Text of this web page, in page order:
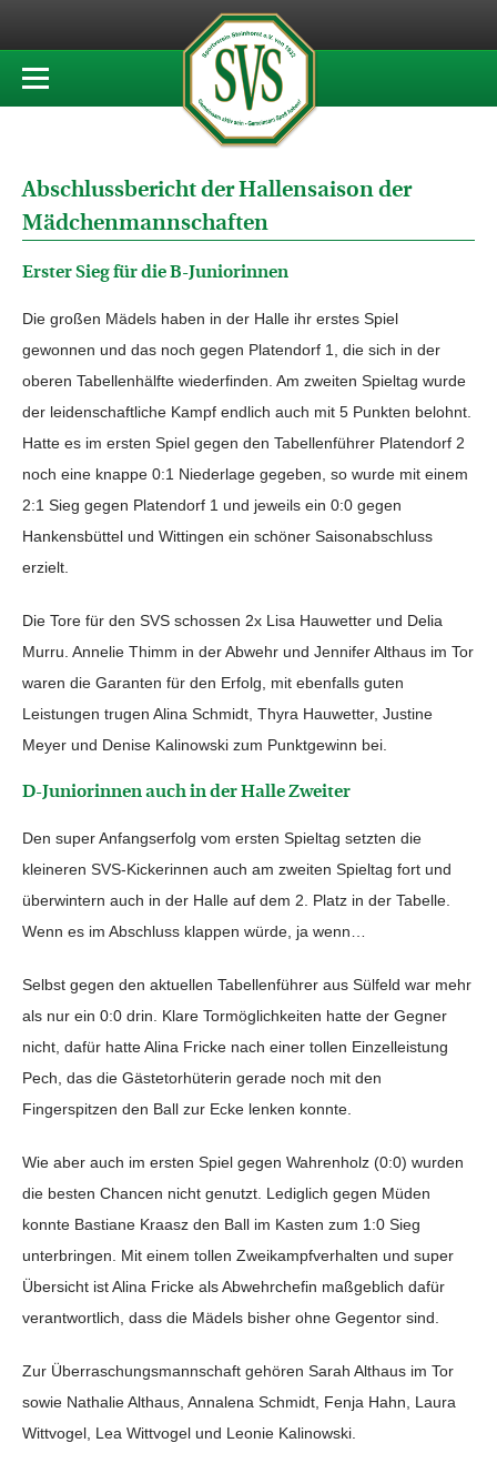
Abschlussbericht der Hallensaison der
Mädchenmannschaften
Erster Sieg für die B-Juniorinnen
Die großen Mädels haben in der Halle ihr erstes Spiel
gewonnen und das noch gegen Platendorf 1, die sich in der
oberen Tabellenhälfte wiederfinden. Am zweiten Spieltag wurde
der leidenschaftliche Kampf endlich auch mit 5 Punkten belohnt.
Hatte es im ersten Spiel gegen den Tabellenführer Platendorf 2
noch eine knappe 0:1 Niederlage gegeben, so wurde mit einem
2:1 Sieg gegen Platendorf 1 und jeweils ein 0:0 gegen
Hankensbüttel und Wittingen ein schöner Saisonabschluss
erzielt.
Die Tore für den SVS schossen 2x Lisa Hauwetter und Delia
Murru. Annelie Thimm in der Abwehr und Jennifer Althaus im Tor
waren die Garanten für den Erfolg, mit ebenfalls guten
Leistungen trugen Alina Schmidt, Thyra Hauwetter, Justine
Meyer und Denise Kalinowski zum Punktgewinn bei.
D-Juniorinnen auch in der Halle Zweiter
Den super Anfangserfolg vom ersten Spieltag setzten die
kleineren SVS-Kickerinnen auch am zweiten Spieltag fort und
überwintern auch in der Halle auf dem 2. Platz in der Tabelle.
Wenn es im Abschluss klappen würde, ja wenn…
Selbst gegen den aktuellen Tabellenführer aus Sülfeld war mehr
als nur ein 0:0 drin. Klare Tormöglichkeiten hatte der Gegner
nicht, dafür hatte Alina Fricke nach einer tollen Einzelleistung
Pech, das die Gästetorhüterin gerade noch mit den
Fingerspitzen den Ball zur Ecke lenken konnte.
Wie aber auch im ersten Spiel gegen Wahrenholz (0:0) wurden
die besten Chancen nicht genutzt. Lediglich gegen Müden
konnte Bastiane Kraasz den Ball im Kasten zum 1:0 Sieg
unterbringen. Mit einem tollen Zweikampfverhalten und super
Übersicht ist Alina Fricke als Abwehrchefin maßgeblich dafür
verantwortlich, dass die Mädels bisher ohne Gegentor sind.
Zur Überraschungsmannschaft gehören Sarah Althaus im Tor
sowie Nathalie Althaus, Annalena Schmidt, Fenja Hahn, Laura
Wittvogel, Lea Wittvogel und Leonie Kalinowski.